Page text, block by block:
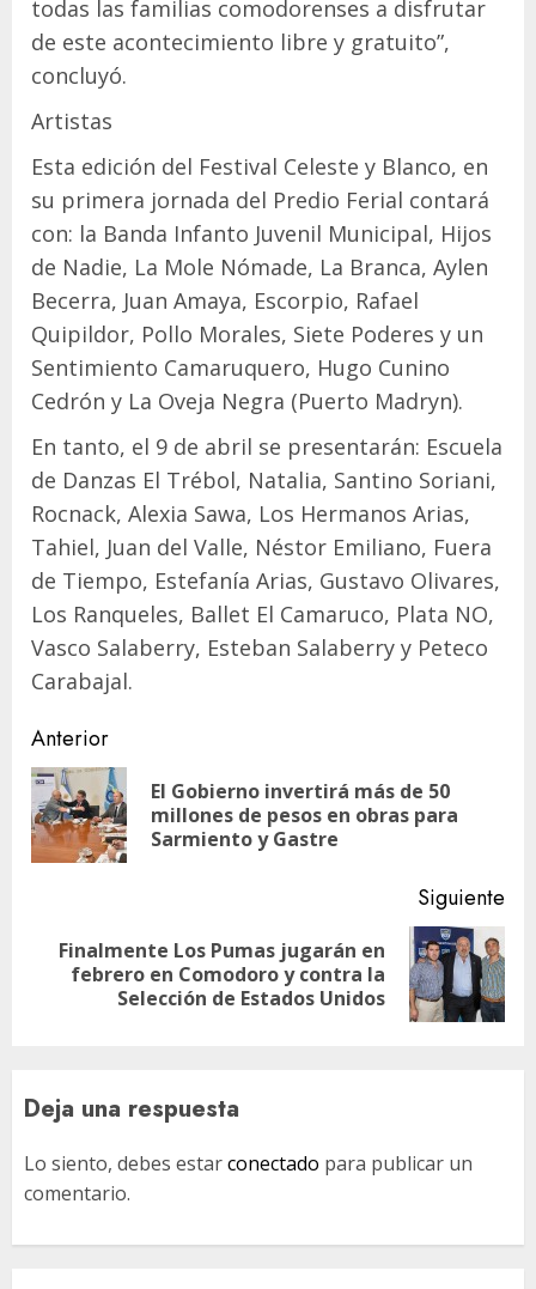
todas las familias comodorenses a disfrutar
de este acontecimiento libre y gratuito”,
concluyó.
Artistas
Esta edición del Festival Celeste y Blanco, en
su primera jornada del Predio Ferial contará
con: la Banda Infanto Juvenil Municipal, Hijos
de Nadie, La Mole Nómade, La Branca, Aylen
Becerra, Juan Amaya, Escorpio, Rafael
Quipildor, Pollo Morales, Siete Poderes y un
Sentimiento Camaruquero, Hugo Cunino
Cedrón y La Oveja Negra (Puerto Madryn).
En tanto, el 9 de abril se presentarán: Escuela
de Danzas El Trébol, Natalia, Santino Soriani,
Rocnack, Alexia Sawa, Los Hermanos Arias,
Tahiel, Juan del Valle, Néstor Emiliano, Fuera
de Tiempo, Estefanía Arias, Gustavo Olivares,
Los Ranqueles, Ballet El Camaruco, Plata NO,
Vasco Salaberry, Esteban Salaberry y Peteco
Carabajal.
Navegación
de
entradas
Anterior
El Gobierno invertirá más de 50
millones de pesos en obras para
Sarmiento y Gastre
Siguiente
Siguiente
Finalmente Los Pumas jugarán en
febrero en Comodoro y contra la
Selección de Estados Unidos
Deja una respuesta
Lo siento, debes estarconectado para publicar un
comentario.